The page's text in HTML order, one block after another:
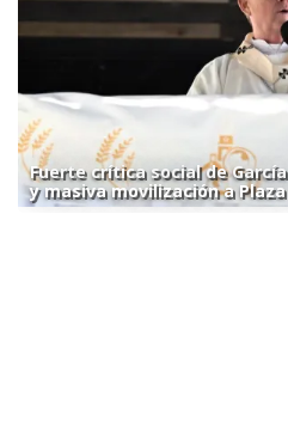
Fuerte crítica social de
y masiva movilización a